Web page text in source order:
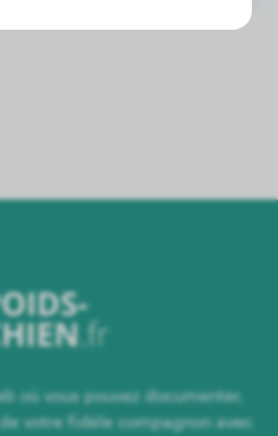
où vous pouvez documenter,
votre fidèle compagnon avec